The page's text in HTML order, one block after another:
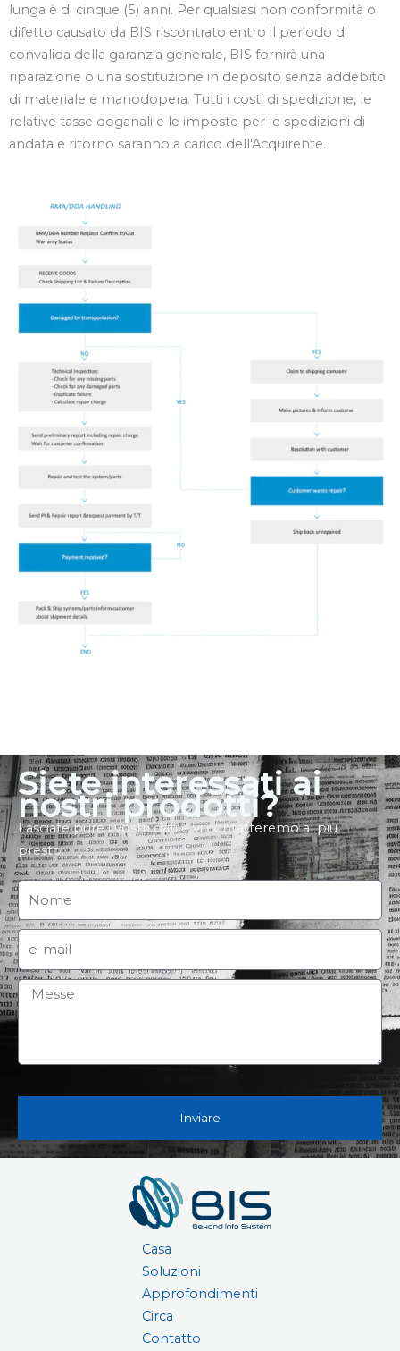
lunga è di cinque (5) anni. Per qualsiasi non conformità o
difetto causato da BIS riscontrato entro il periodo di
convalida della garanzia generale, BIS fornirà una
riparazione o una sostituzione in deposito senza addebito
di materiale e manodopera. Tutti i costi di spedizione, le
relative tasse doganali e le imposte per le spedizioni di
andata e ritorno saranno a carico dell'Acquirente.
Siete interessati ai
nostri prodotti?
Lasciate pure i vostri dati e vi contatteremo al più
presto.
名
稱
電
子
郵
件
訊
息
Inviare
Casa
Soluzioni
Approfondimenti
Circa
Contatto